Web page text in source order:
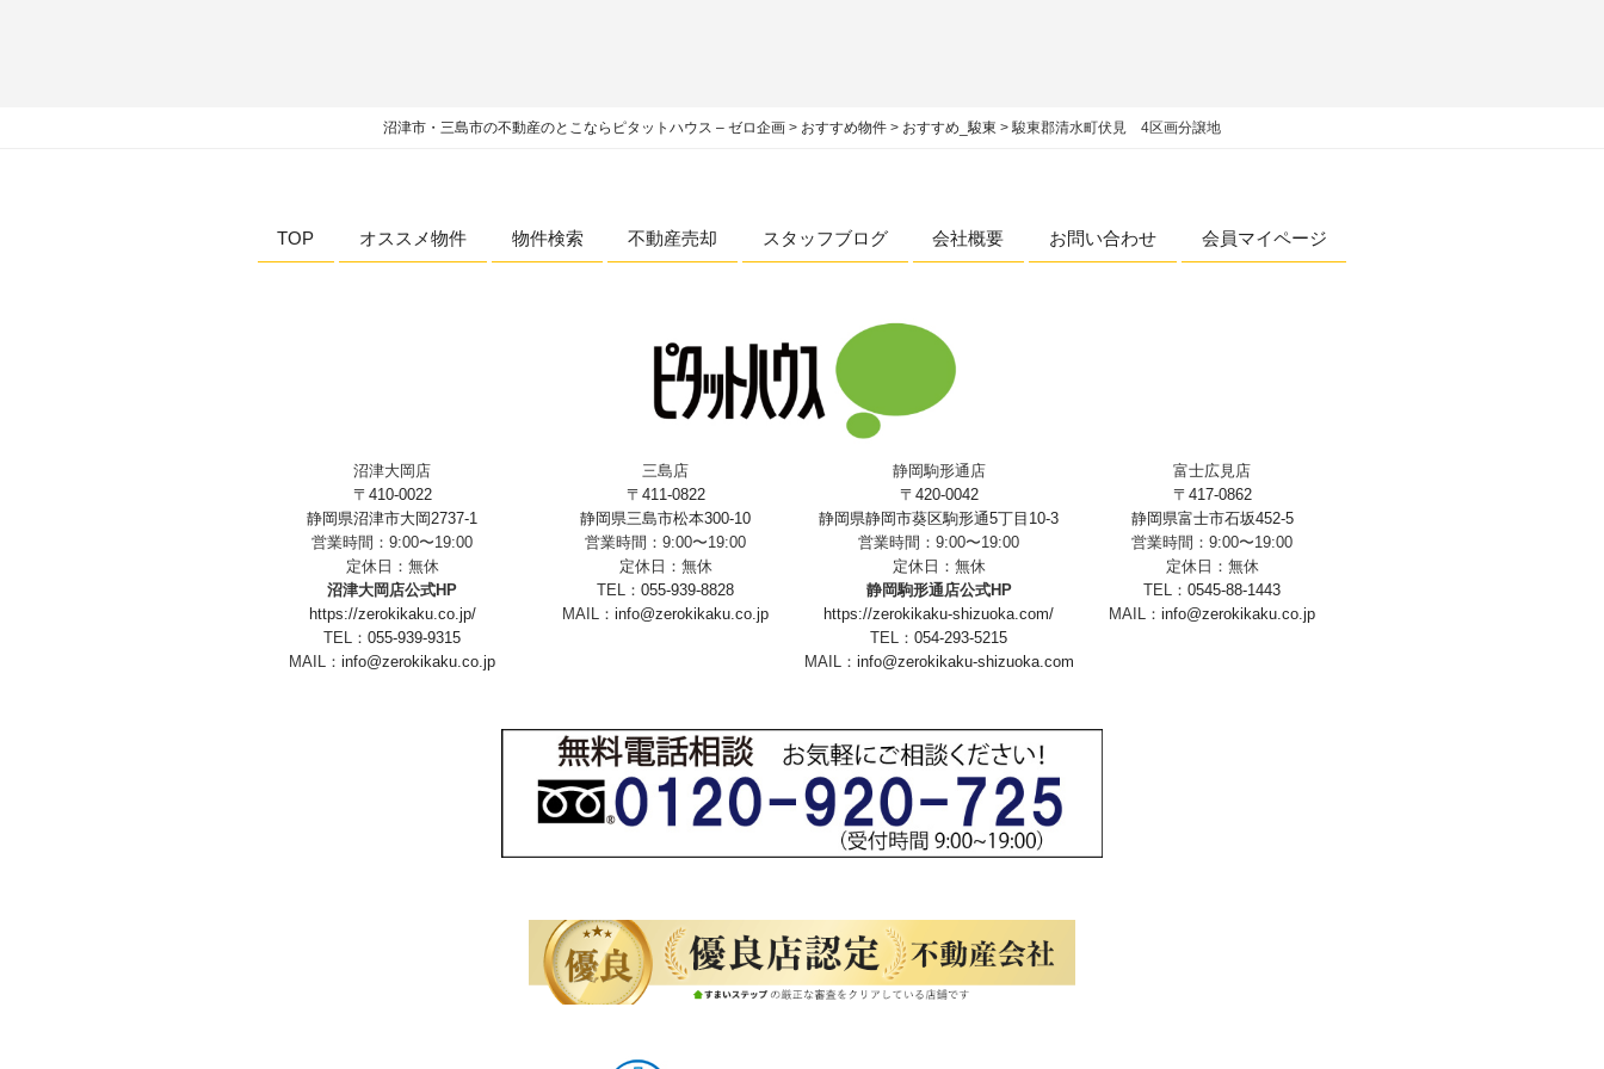
沼津市・三島市の不動産のとこならピタットハウス – ゼロ企画 > おすすめ物件 > おすすめ_駿東 >駿東郡清水町伏見 4区画分譲地
TOP オススメ物件 物件検索 不動産売却 スタッフブログ 会社概要 お問い合わせ 会員マイページ
沼津大岡店
〒410-0022
静岡県沼津市大岡2737-1
営業時間：9:00〜19:00
定休日：無休
沼津大岡店公式HP
https://zerokikaku.co.jp/
TEL： 055-939-9315
MAIL： info@zerokikaku.co.jp
三島店
〒411-0822
静岡県三島市松本300-10
営業時間：9:00〜19:00
定休日：無休
TEL： 055-939-8828
MAIL： info@zerokikaku.co.jp
静岡駒形通店
〒420-0042
静岡県静岡市葵区駒形通5丁目10-3
営業時間：9:00〜19:00
定休日：無休
静岡駒形通店公式HP
https://zerokikaku-shizuoka.com/
TEL： 054-293-5215
MAIL： info@zerokikaku-shizuoka.com
富士広見店
〒417-0862
静岡県富士市石坂452-5
営業時間：9:00〜19:00
定休日：無休
TEL： 0545-88-1443
MAIL： info@zerokikaku.co.jp